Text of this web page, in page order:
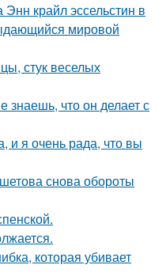
крайл эссельстин в
мировой
стук веселых
знаешь, что он делает с
и я очень рада, что вы
снова обороты
которая убивает